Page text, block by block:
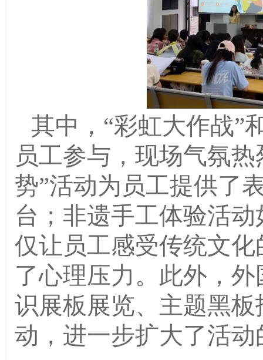
其中， “彩虹大作战”
员工参与，现场气氛
势”活动为员工提供了
台；非遗手工体验活
仅让员工感受传统文
了心理压力。此外， 外
识展板展览、主题黑
动，进一步扩大了活